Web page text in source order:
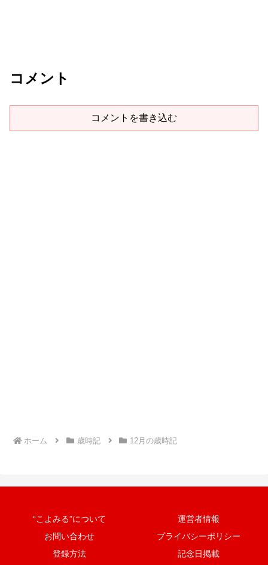
コメント
コメントを書き込む
ホーム 歳時記 12月の歳時記
“こよみる”について
運営者情報
お問い合わせ
プライバシーポリシー
登録方法
記念日掲載